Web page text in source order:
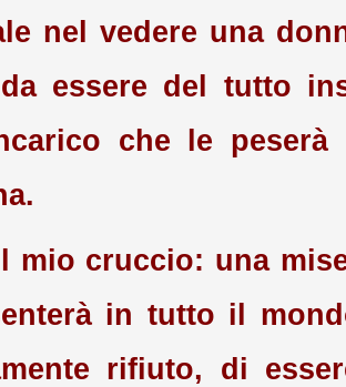
nel vedere una
essere del tutto
che le peserà
mio cruccio: una
in tutto il
rifiuto, di